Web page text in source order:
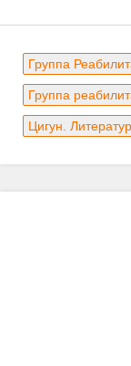
Группа
Группа
Цигун.